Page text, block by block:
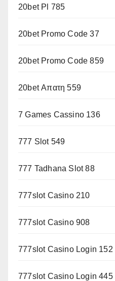
20bet Pl 785
20bet Promo Code 37
20bet Promo Code 859
20bet Απατη 559
7 Games Cassino 136
777 Slot 549
777 Tadhana Slot 88
777slot Casino 210
777slot Casino 908
777slot Casino Login 152
777slot Casino Login 445